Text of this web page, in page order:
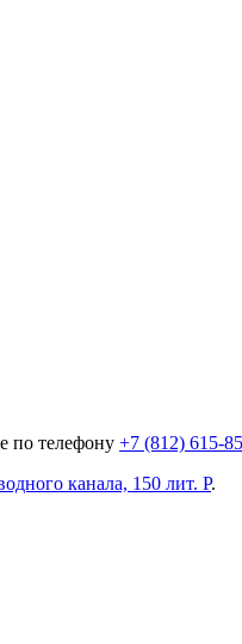
по телефону +7 (812) 615-
канала, 150 лит. Р.